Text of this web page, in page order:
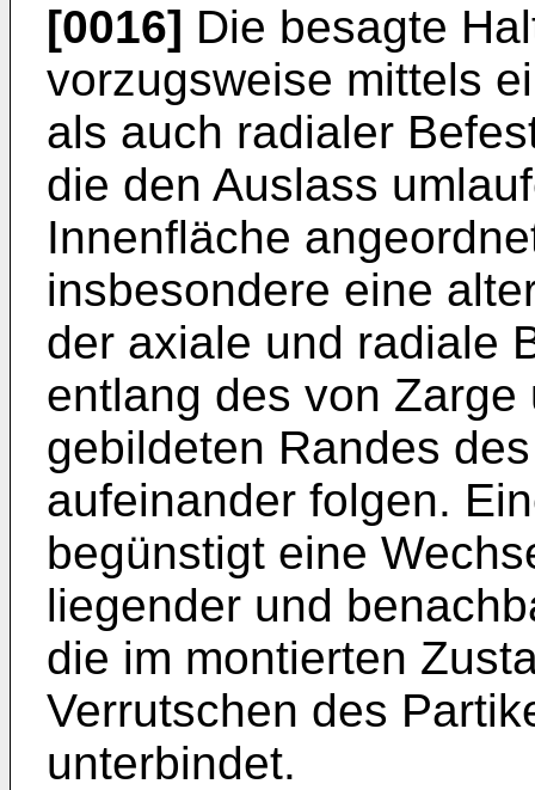
[0016] Die besagte
vorzugsweise mittels
als auch radialer
die den Auslass
Innenfläche
insbesondere eine
der axiale und radiale
entlang des von
gebildeten Randes
aufeinander folgen.
begünstigt eine
liegender und
die im montierten
Verrutschen des
unterbindet.